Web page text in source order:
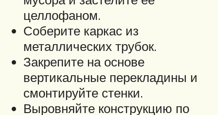
целлофаном.
Соберите каркас из
металлических трубок.
Закрепите на основе
вертикальные перекладины и
смонтируйте стенки.
Выровняйте конструкцию по